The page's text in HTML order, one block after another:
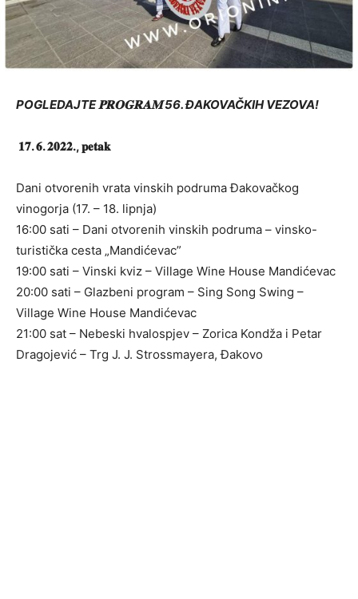
POGLEDAJTE 𝐏𝐑𝐎𝐆𝐑𝐀𝐌 56. ĐAKOVAČKIH VEZOVA!
𝟏𝟕. 𝟔. 𝟐𝟎𝟐𝟐., 𝐩𝐞𝐭𝐚𝐤
Dani otvorenih vrata vinskih podruma Đakovačkog
vinogorja (17. – 18. lipnja)
16:00 sati – Dani otvorenih vinskih podruma – vinsko-
turistička cesta „Mandićevac”
19:00 sati – Vinski kviz – Village Wine House Mandićevac
20:00 sati – Glazbeni program – Sing Song Swing –
Village Wine House Mandićevac
21:00 sat – Nebeski hvalospjev – Zorica Kondža i Petar
Dragojević – Trg J. J. Strossmayera, Đakovo